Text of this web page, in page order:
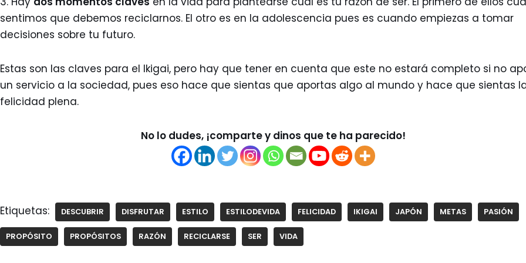
sentimos que debemos reciclarnos. El otro es en la adolescencia pues es cuando empiezas a tomar
decisiones sobre tu futuro.
Estas son las claves para el Ikigai, pero hay que tener en cuenta que este no estará completo si no
un servicio a la sociedad, pues eso hace que sientas que aportas algo al mundo y hace que sientas
felicidad plena.
No lo dudes, ¡comparte y dinos que te ha parecido!
Etiquetas: DESCUBRIR DISFRUTAR ESTILO ESTILODEVIDA FELICIDAD IKIGAI JAPÓN METAS PASIÓN
PROPÓSITO PROPÓSITOS RAZÓN RECICLARSE SER VIDA